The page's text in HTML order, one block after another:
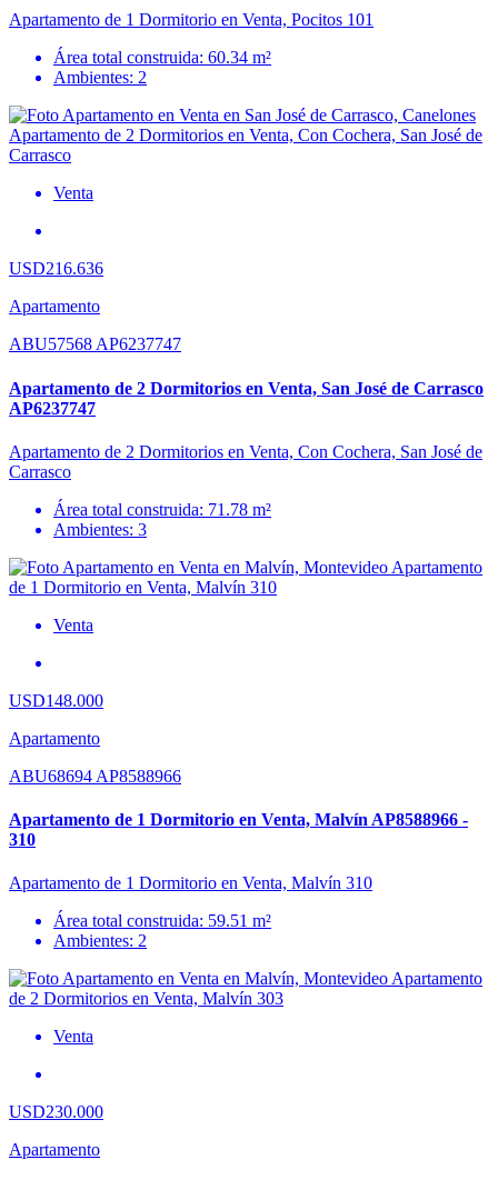
Apartamento de 1 Dormitorio en Venta, Pocitos 101
Área total construida: 60.34 m²
Ambientes: 2
Venta
USD216.636
Apartamento
ABU57568 AP6237747
Apartamento de 2 Dormitorios en Venta, San José de Carrasco
AP6237747
Apartamento de 2 Dormitorios en Venta, Con Cochera, San José de
Carrasco
Área total construida: 71.78 m²
Ambientes: 3
Venta
USD148.000
Apartamento
ABU68694 AP8588966
Apartamento de 1 Dormitorio en Venta, Malvín AP8588966 -
310
Apartamento de 1 Dormitorio en Venta, Malvín 310
Área total construida: 59.51 m²
Ambientes: 2
Venta
USD230.000
Apartamento